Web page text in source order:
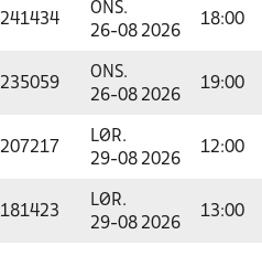
241434
ONS.
26-08 2026
18:00
235059
ONS.
26-08 2026
19:00
207217
LØR.
29-08 2026
12:00
181423
LØR.
29-08 2026
13:00